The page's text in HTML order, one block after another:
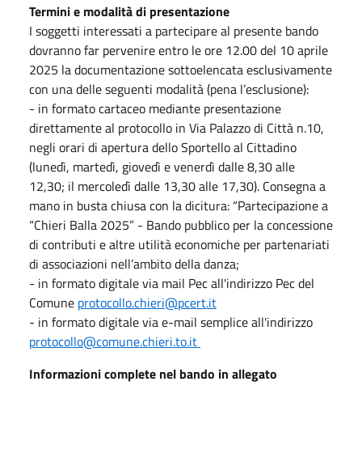
Termini e modalità di presentazione
I soggetti interessati a partecipare al presente bando
dovranno far pervenire entro le ore 12.00 del 10 aprile
2025 la documentazione sottoelencata esclusivamente
con una delle seguenti modalità (pena l’esclusione):
- in formato cartaceo mediante presentazione
direttamente al protocollo in Via Palazzo di Città n.10,
negli orari di apertura dello Sportello al Cittadino
(lunedì, martedì, giovedì e venerdì dalle 8,30 alle
12,30; il mercoledì dalle 13,30 alle 17,30). Consegna a
mano in busta chiusa con la dicitura: “Partecipazione a
“Chieri Balla 2025” - Bando pubblico per la concessione
di contributi e altre utilità economiche per partenariati
di associazioni nell’ambito della danza;
- in formato digitale via mail Pec all'indirizzo Pec del
Comune protocollo.chieri@pcert.it
- in formato digitale via e-mail semplice all'indirizzo
protocollo@comune.chieri.to.it
Informazioni complete nel bando in allegato